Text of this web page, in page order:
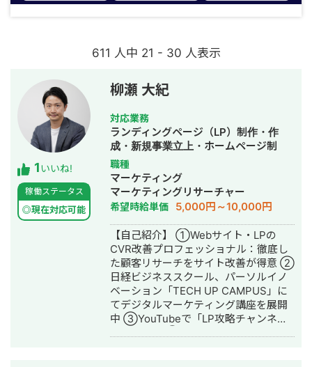
611 人中 21 - 30 人表示
1いいね!
稼働ステータス
◎現在対応可能
柳瀬 大紀
対応業務
ランディングページ（LP）制作・作
成・新規事業立上・ホームページ制
作・作成・オウンドメディア制作・構
築・運用代行
職種
マーケティング
マーケティングリサーチャー
希望時給単価 5,000円～10,000円
【自己紹介】 ①Webサイト・LPの
CVR改善プロフェッショナル：徹底し
た顧客リサーチをサイト改善が得意 ②
日経ビジネススクール、パーソルイノ
ベーション「TECH UP CAMPUS」に
てデジタルマーケティング講座を展開
中 ③YouTubeで「LP攻略チャンネ